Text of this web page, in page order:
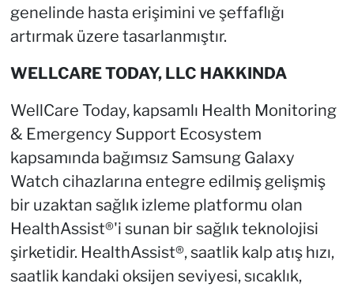
genelinde hasta erişimini ve şeffaflığı
artırmak üzere tasarlanmıştır.
WELLCARE TODAY, LLC HAKKINDA
WellCare Today, kapsamlı Health Monitoring
& Emergency Support Ecosystem
kapsamında bağımsız Samsung Galaxy
Watch cihazlarına entegre edilmiş gelişmiş
bir uzaktan sağlık izleme platformu olan
HealthAssist®'i sunan bir sağlık teknolojisi
şirketidir. HealthAssist®, saatlik kalp atış hızı,
saatlik kandaki oksijen seviyesi, sıcaklık,